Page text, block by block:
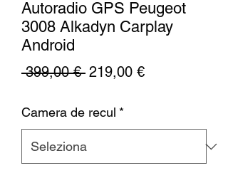
Autoradio GPS Peugeot
3008 Alkadyn Carplay
Android
399,00 € Prezzo
219,00 €Prezzo
Camera de recul *